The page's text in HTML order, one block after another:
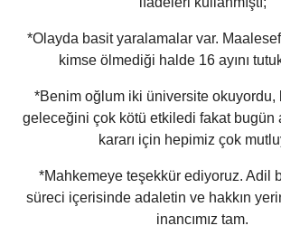
*Olayda basit yaralamalar var.
kimse ölmediği halde 16 ayını
*Benim oğlum iki üniversite okuyordu,
geleceğini çok kötü etkiledi fakat bugün
kararı için hepimiz çok
*Mahkemeye teşekkür ediyoruz. Adil
süreci içerisinde adaletin ve hakkın
inancımız tam.